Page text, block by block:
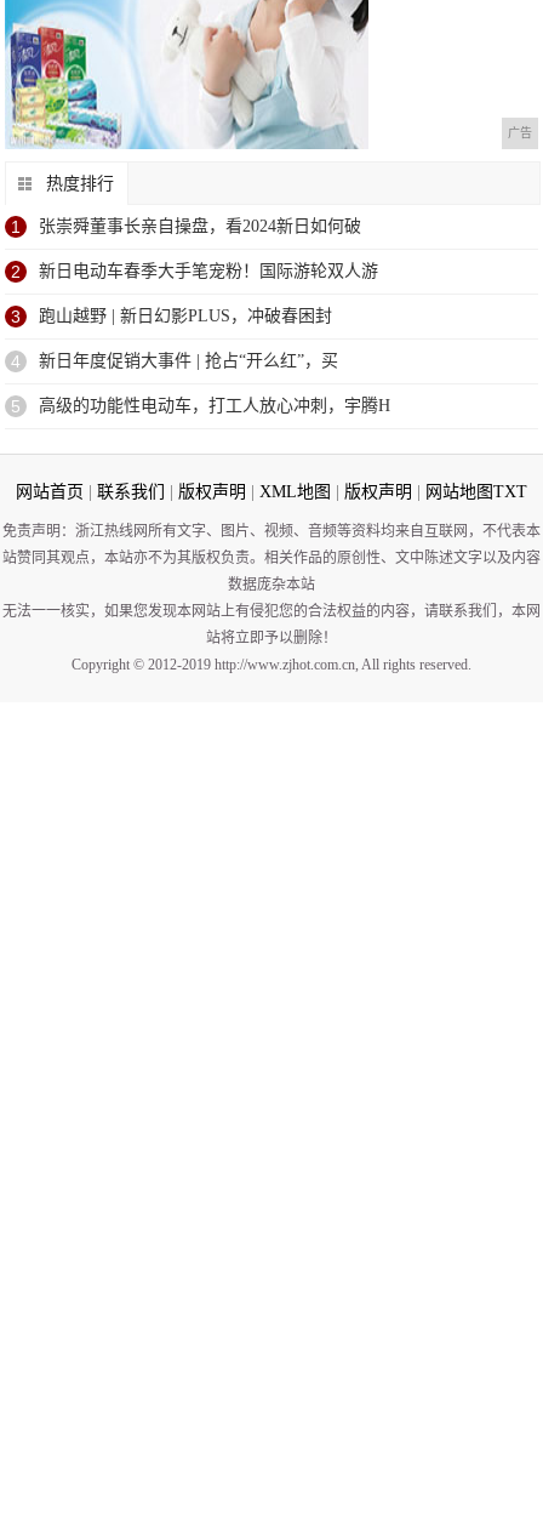
广告
热度排行
1 张崇舜董事长亲自操盘，看2024新日如何破
2 新日电动车春季大手笔宠粉！国际游轮双人游
3 跑山越野 | 新日幻影PLUS，冲破春困封
4 新日年度促销大事件 | 抢占“开么红”，买
5 高级的功能性电动车，打工人放心冲刺，宇腾H
网站首页 联系我们 版权声明 XML地图 版权声明 网站地图TXT
免责声明：浙江热线网所有文字、图片、视频、音频等资料均来自互联网，不代表本
站赞同其观点，本站亦不为其版权负责。相关作品的原创性、文中陈述文字以及内容
数据庞杂本站
无法一一核实，如果您发现本网站上有侵犯您的合法权益的内容，请联系我们，本网
站将立即予以删除！
Copyright © 2012-2019 http://www.zjhot.com.cn, All rights reserved.